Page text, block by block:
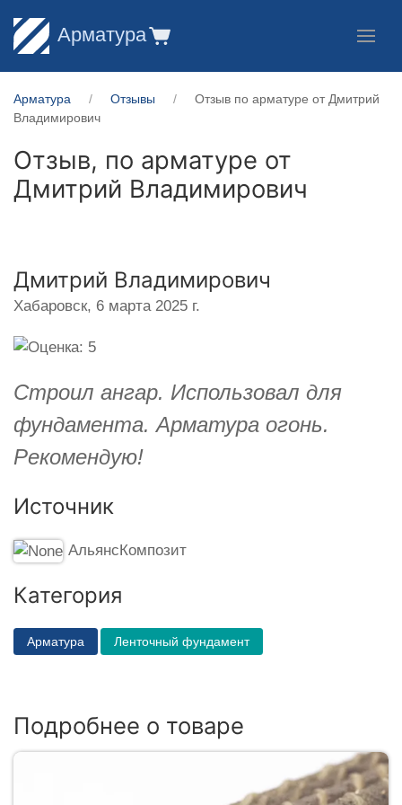
Арматура
Арматура Отзывы
Отзыв по арматуре от Дмитрий
Владимирович
Отзыв, по арматуре от
Дмитрий Владимирович
Дмитрий Владимирович
Хабаровск, 6 марта 2025 г.
Строил ангар. Использовал для
фундамента. Арматура огонь.
Рекомендую!
Источник
АльянсКомпозит
Категория
Арматура Ленточный фундамент
Подробнее о товаре